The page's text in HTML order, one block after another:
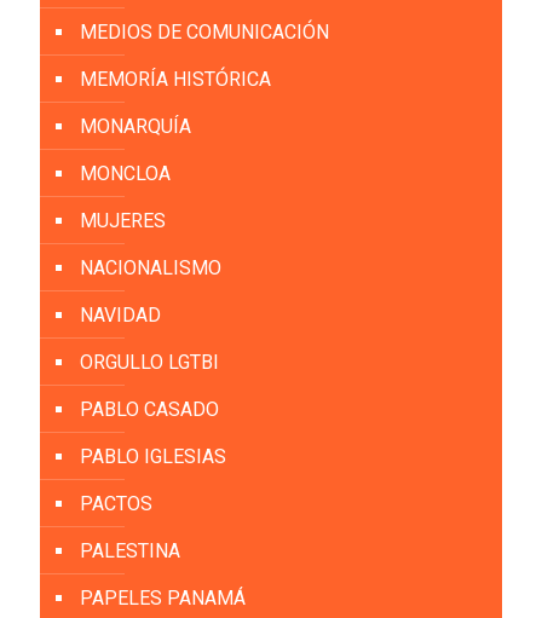
MEDIOS DE COMUNICACIÓN
MEMORÍA HISTÓRICA
MONARQUÍA
MONCLOA
MUJERES
NACIONALISMO
NAVIDAD
ORGULLO LGTBI
PABLO CASADO
PABLO IGLESIAS
PACTOS
PALESTINA
PAPELES PANAMÁ